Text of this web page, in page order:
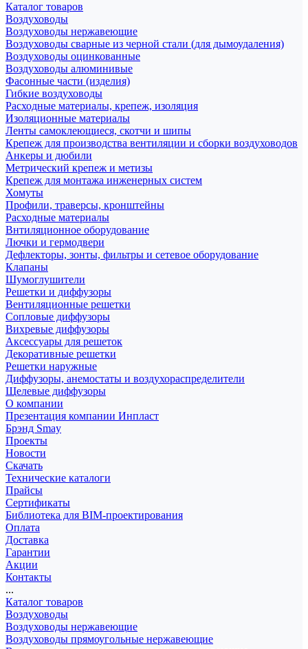
Каталог товаров
Воздуховоды
Воздуховоды нержавеющие
Воздуховоды сварные из черной стали (для дымоудаления)
Воздуховоды оцинкованные
Воздуховоды алюминивые
Фасонные части (изделия)
Гибкие воздуховоды
Расходные материалы, крепеж, изоляция
Изоляционные материалы
Ленты самоклеющиеся, скотчи и шипы
Крепеж для производства вентиляции и сборки воздуховодов
Анкеры и дюбили
Метрический крепеж и метизы
Крепеж для монтажа инженерных систем
Хомуты
Профили, траверсы, кронштейны
Расходные материалы
Внтиляционное оборудование
Лючки и гермодвери
Дефлекторы, зонты, фильтры и сетевое оборудование
Клапаны
Шумоглушители
Решетки и диффузоры
Вентиляционные решетки
Сопловые диффузоры
Вихревые диффузоры
Аксессуары для решеток
Декоративные решетки
Решетки наружные
Диффузоры, анемостаты и воздухораспределители
Щелевые диффузоры
О компании
Презентация компании Инпласт
Брэнд Smay
Проекты
Новости
Скачать
Технические каталоги
Прайсы
Сертификаты
Библиотека для BIM-проектирования
Оплата
Доставка
Гарантии
Акции
Контакты
...
Каталог товаров
Воздуховоды
Воздуховоды нержавеющие
Воздуховоды прямоугольные нержавеющие